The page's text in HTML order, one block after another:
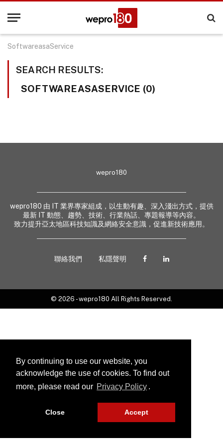
By continuing to use our website, you
acknowledge the use of cookies. To find out
more, please read our Privacy Policy .
Close Accept
SoftwareasaService
SEARCH RESULTS:
SOFTWAREASASERVICE (0)
wepro180
wepro180 由 IT 業界專家組成，以生動有趣、深入淺出方式，提供
最新 IT 動態、趨勢、技術、行業熱話、專題報導等內容。
致力提升亞太地區科技知識及網絡安全意識，促進新技術應用。
聯絡我們 私隱聲明
© 2026 - wepro180 All Rights Reserved.